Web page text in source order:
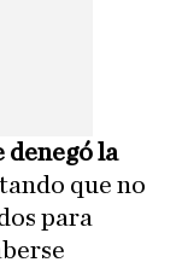
denegó la
que no
para